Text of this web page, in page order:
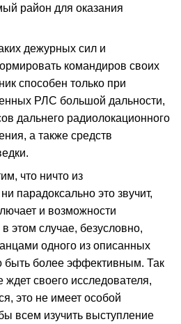
район для оказания
дежурных сил и
командиров своих
способен только при
РЛС большой дальности,
дальнего радиолокационного
а также средств
что ничто из
парадоксально это звучит,
и возможности
этом случае, безусловно,
одного из описанных
быть более эффективным. Так
своего исследователя,
это не имеет особой
всем изучить выступление